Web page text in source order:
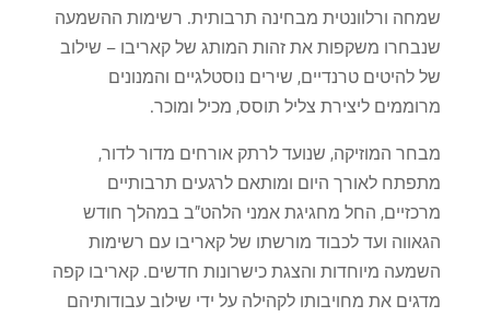
שמחה ורלוונטית מבחינה תרבותית. רשימות ההשמעה
שנבחרו משקפות את זהות המותג של קאריבו – שילוב
של להיטים טרנדיים, שירים נוסטלגיים והמנונים
מרוממים ליצירת צליל תוסס, מכיל ומוכר.
מבחר המוזיקה, שנועד לרתק אורחים מדור לדור,
מתפתח לאורך היום ומותאם לרגעים תרבותיים
מרכזיים, החל מחגיגת אמני הלהט"ב במהלך חודש
הגאווה ועד לכבוד מורשתו של קאריבו עם רשימות
השמעה מיוחדות והצגת כישרונות חדשים. קאריבו קפה
מדגים את מחויבותו לקהילה על ידי שילוב עבודותיהם